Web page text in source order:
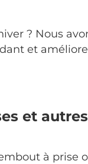
? Nous
et
et
à prise